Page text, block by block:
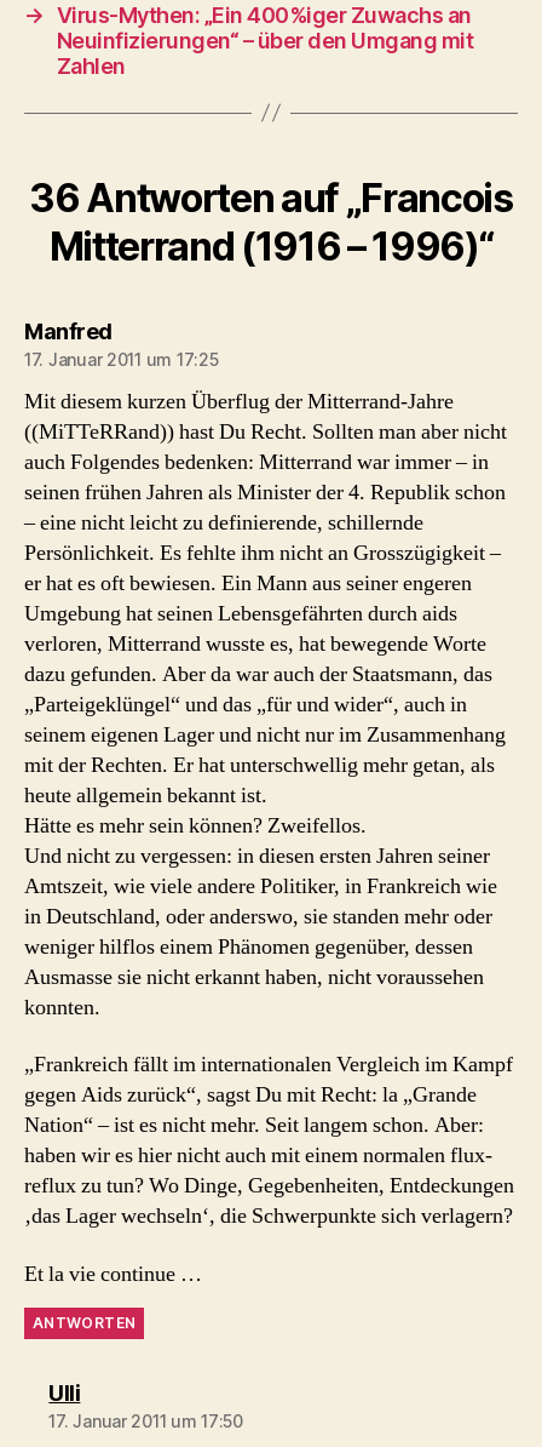
→ Virus-Mythen: „Ein 400%iger Zuwachs an
Neuinfizierungen“ – über den Umgang mit
Zahlen
36 Antworten auf „Francois
Mitterrand (1916 – 1996)“
Manfredsagt:
17. Januar 2011 um 17:25
Mit diesem kurzen Überflug der Mitterrand-Jahre
((MiTTeRRand)) hast Du Recht. Sollten man aber nicht
auch Folgendes bedenken: Mitterrand war immer – in
seinen frühen Jahren als Minister der 4. Republik schon
– eine nicht leicht zu definierende, schillernde
Persönlichkeit. Es fehlte ihm nicht an Grosszügigkeit –
er hat es oft bewiesen. Ein Mann aus seiner engeren
Umgebung hat seinen Lebensgefährten durch aids
verloren, Mitterrand wusste es, hat bewegende Worte
dazu gefunden. Aber da war auch der Staatsmann, das
„Parteigeklüngel“ und das „für und wider“, auch in
seinem eigenen Lager und nicht nur im Zusammenhang
mit der Rechten. Er hat unterschwellig mehr getan, als
heute allgemein bekannt ist.
Hätte es mehr sein können? Zweifellos.
Und nicht zu vergessen: in diesen ersten Jahren seiner
Amtszeit, wie viele andere Politiker, in Frankreich wie
in Deutschland, oder anderswo, sie standen mehr oder
weniger hilflos einem Phänomen gegenüber, dessen
Ausmasse sie nicht erkannt haben, nicht voraussehen
konnten.
„Frankreich fällt im internationalen Vergleich im Kampf
gegen Aids zurück“, sagst Du mit Recht: la „Grande
Nation“ – ist es nicht mehr. Seit langem schon. Aber:
haben wir es hier nicht auch mit einem normalen flux-
reflux zu tun? Wo Dinge, Gegebenheiten, Entdeckungen
‚das Lager wechseln‘, die Schwerpunkte sich verlagern?
Et la vie continue …
ANTWORTEN
Ullisagt:
17. Januar 2011 um 17:50